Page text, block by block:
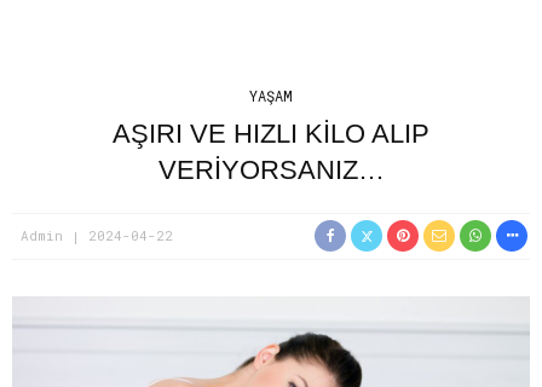
YAŞAM
AŞIRI VE HIZLI KİLO ALIP
VERİYORSANIZ…
Admin 2024-04-22